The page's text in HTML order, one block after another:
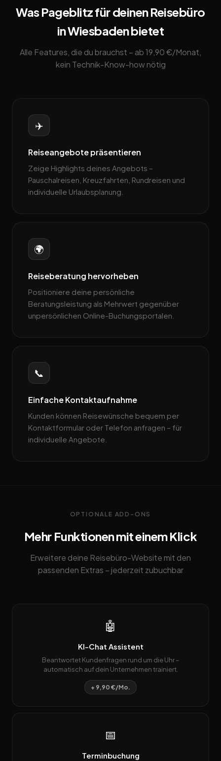
Was Pageblitz für deinen Reisebüro
in Wiesbaden bietet
Alle Features, die du brauchst – ab 19,90 €/Monat,
kein Technik-Know-how nötig
✈️
Reiseangebote präsentieren
Zeige Highlights deines Angebots –
Pauschalreisen, Kreuzfahrten, Rundreisen und
individuelle Urlaubsplanung.
🌍
Reiseberatung hervorheben
Positioniere deine persönliche
Beratungsleistung als Mehrwert gegenüber
unpersönlichen Online-Buchungsportalen.
📞
Einfache Kontaktaufnahme
Kunden können Reisewünsche bequem per
Kontaktformular oder Telefon anfragen – für
individuelle Angebote.
OPTIONALE ADD-ONS
Mehr Funktionen mit einem Klick
Erweitere deine Reisebüro-Website mit den
passenden Extras – jederzeit zubuchbar
🤖
KI-Chat Assistent
Beantwortet Kundenfragen rund um die Uhr –
automatisch auf dein Unternehmen trainiert.
+ 9,90 €/Mo.
📅
Terminbuchung